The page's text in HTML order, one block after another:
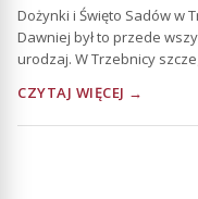
Dożynki i Święto Sadów w
Dawniej był to przede
urodzaj. W Trzebnicy
CZYTAJ WIĘCEJ →